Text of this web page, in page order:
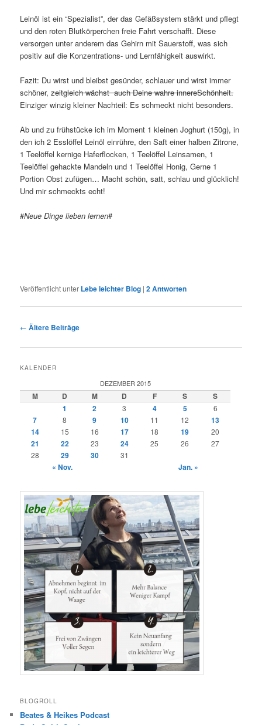
Leinöl ist ein “Spezialist”, der das Gefäßsystem stärkt und pflegt
und den roten Blutkörperchen freie Fahrt verschafft. Diese
versorgen unter anderem das Gehirn mit Sauerstoff, was sich
positiv auf die Konzentrations- und Lernfähigkeit auswirkt.
Fazit: Du wirst und bleibst gesünder, schlauer und wirst immer
schöner,zeitgleich wächst auch Deine wahre innereSchönheit.
Einziger winzig kleiner Nachteil: Es schmeckt nicht besonders.
Ab und zu frühstücke ich im Moment 1 kleinen Joghurt (150g), in
den ich 2 Esslöffel Leinöl einrühre, den Saft einer halben Zitrone,
1 Teelöffel kernige Haferflocken, 1 Teelöffel Leinsamen, 1
Teelöffel gehackte Mandeln und 1 Teelöffel Honig, Gerne 1
Portion Obst zufügen… Macht schön, satt, schlau und glücklich!
Und mir schmeckts echt!
#Neue Dinge lieben lernen#
Veröffentlicht unter Lebe leichter Blog |2Antworten
Beitragsnavigation
← Ältere Beiträge
KALENDER
DEZEMBER 2015
M D M D F S
S
1
2 3 4 5 6
7 8 9 10 11 12
13
14
15 16 17 18 19 20
21 22 23 24 25 26
27
28
29 30 31
« Nov. Jan. »
BLOGROLL
Beates & Heikes Podcast